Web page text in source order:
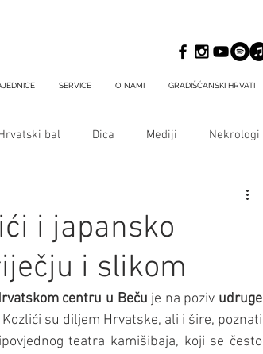
SERVICE O NAMI GRADIŠĆANSKI HRVATI
bal Dica Mediji Nekrologi
i japansko
i slikom
centru u Beču je na poziv udruge
Kozlići su diljem Hrvatske, ali i šire, poznati
teatra kamišibaja, koji se često